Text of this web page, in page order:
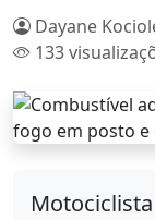
Dayane
133